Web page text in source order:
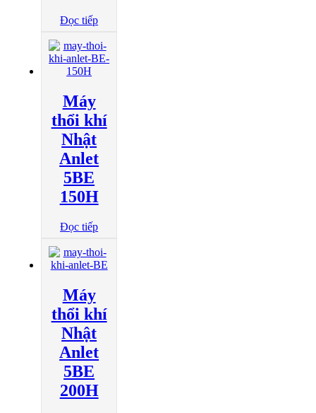
Đọc tiếp
Máy
thổi khí
Nhật
Anlet
5BE
150H
Đọc tiếp
Máy
thổi khí
Nhật
Anlet
5BE
200H